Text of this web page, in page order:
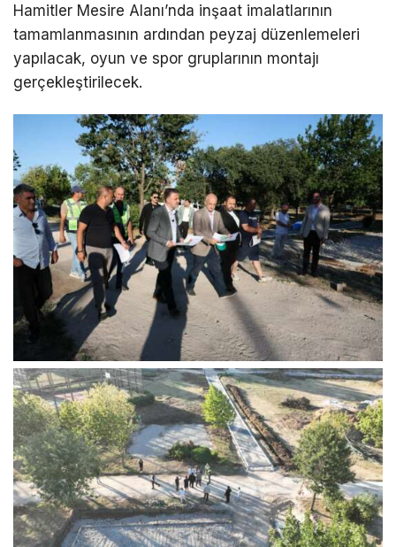
Hamitler Mesire Alanı’nda inşaat imalatlarının
tamamlanmasının ardından peyzaj düzenlemeleri
yapılacak, oyun ve spor gruplarının montajı
gerçekleştirilecek.